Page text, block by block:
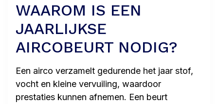
WAAROM IS EEN
JAARLIJKSE
AIRCOBEURT NODIG?
Een airco verzamelt gedurende het jaar stof,
vocht en kleine vervuiling, waardoor
prestaties kunnen afnemen. Een beurt